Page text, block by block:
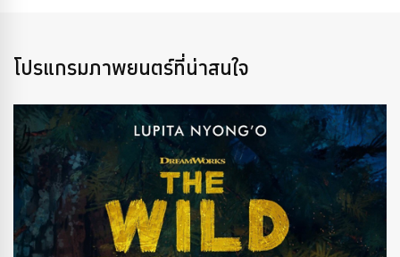
โปรแกรมภาพยนตร์ที่น่าสนใจ